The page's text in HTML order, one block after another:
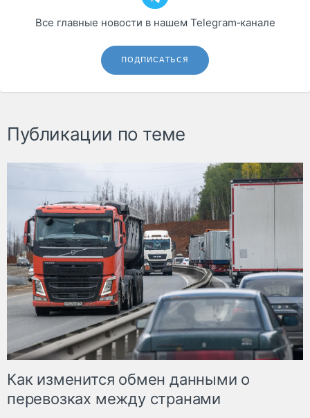
Все главные новости в нашем Telegram‑канале
ПОДПИСАТЬСЯ
Публикации по теме
Как изменится обмен данными о
перевозках между странами